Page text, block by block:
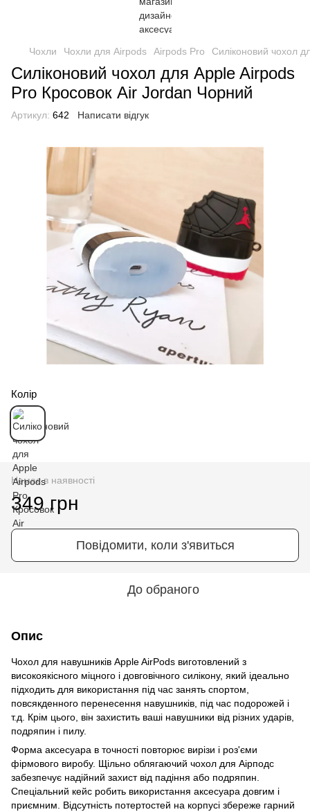
Чохли Чохли для Airpods Airpods Pro Силіконовий чохол
Силіконовий чохол для Apple Airpods
Pro Кросовок Air Jordan Чорний
Артикул: 642 Написати відгук
Колір
Немає в наявності
349 грн
Повідомити, коли з'явиться
До обраного
Опис
Чохол для навушників Apple AirPods виготовлений з
високоякісного міцного і довговічного силікону, який ідеально
підходить для використання під час занять спортом,
повсякденного перенесення навушників, під час подорожей і
т.д. Крім цього, він захистить ваші навушники від різних ударів,
подряпин і пилу.
Форма аксесуара в точності повторює вирізи і роз'єми
фірмового виробу. Щільно облягаючий чохол для Аірподс
забезпечує надійний захист від падіння або подряпин.
Спеціальний кейс робить використання аксесуара довгим і
приємним. Відсутність потертостей на корпусі збереже гарний